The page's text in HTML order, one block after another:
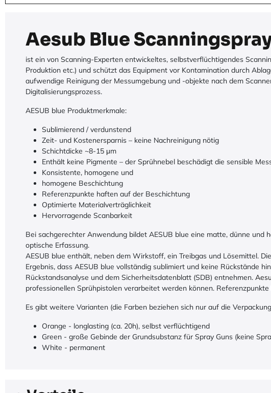
Aesub Blue
ist ein von Scanning-Experten entwickeltes, selbstverflüchtigendes
Produktion etc.) und schützt das Equipment vor Kontamination durch
aufwendige Reinigung der Messumgebung und -objekte nach dem
Digitalisierungsprozess.
AESUB blue Produktmerkmale:
Sublimierend / verdunstend
Zeit- und Kostenersparnis – keine Nachreinigung nötig
Schichtdicke ~8-15 μm
Enthält keine Pigmente – der Sprühnebel beschädigt die sensible
Konsistente, homogene und
homogene Beschichtung
Referenzpunkte haften auf der Beschichtung
Optimierte Materialverträglichkeit
Hervorragende Scanbarkeit
Bei sachgerechter Anwendung bildet AESUB blue eine matte, dünne
optische Erfassung.
AESUB blue enthält, neben dem Wirkstoff, ein Treibgas und Lösemittel.
Ergebnis, dass AESUB blue vollständig sublimiert und keine Rückstände
Rückstandsanalyse und dem Sicherheitsdatenblatt (SDB) entnehmen.
professionellen Sprühpistolen verarbeitet werden können.
Es gibt weitere Varianten (die Farben beziehen sich nur auf die
Orange - longlasting (ca. 20h), selbst verflüchtigend
Green - große Gebinde der Grundsubstanz für Spray Guns (keine
White - permanent